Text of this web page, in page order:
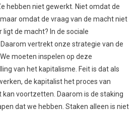
hebben niet gewerkt. Niet omdat de
omdat de vraag van de macht niet
ligt de macht? In de sociale
vertrekt onze strategie van de
moeten inspelen op deze
van het kapitalisme. Feit is dat als
de kapitalist het proces van
voortzetten. Daarom is de staking
dat we hebben. Staken alleen is niet